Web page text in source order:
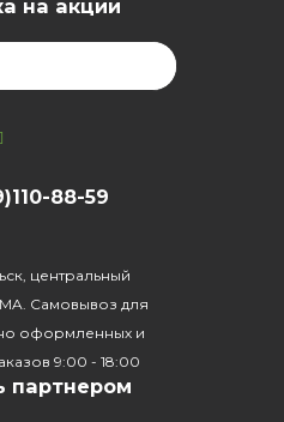
на акции
88-59
центральный
Самовывоз для
оформленных и
9:00 - 18:00
партнером